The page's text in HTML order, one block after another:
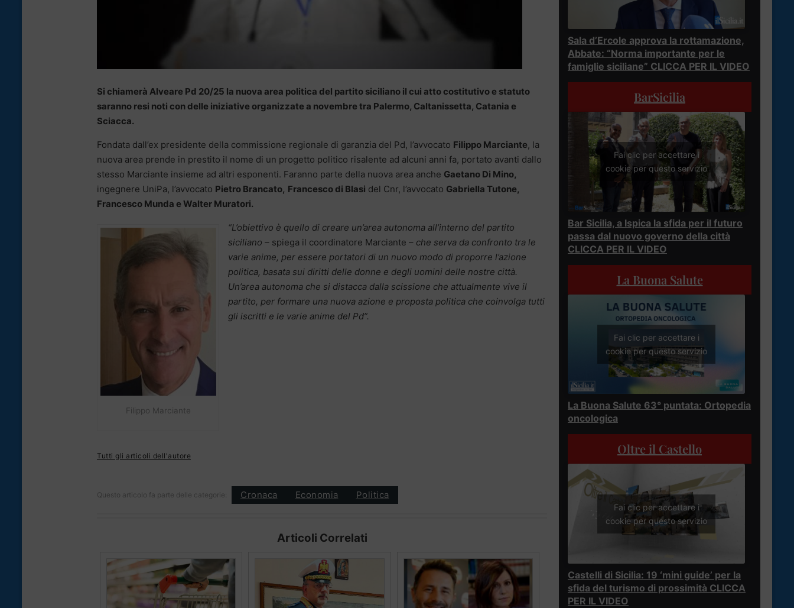
Si chiamerà Alveare Pd 20/25 la nuova area politica del partito siciliano il cui atto costitutivo e statuto
saranno resi noti con delle iniziative organizzate a novembre tra Palermo, Caltanissetta, Catania e
Sciacca.
Fondata dall’ex presidente della commissione regionale di garanzia del Pd, l’avvocato Filippo Marciante, la
nuova area prende in prestito il nome di un progetto politico risalente ad alcuni anni fa, portato avanti dallo
stesso Marciante insieme ad altri esponenti. Faranno parte della nuova area anche Gaetano Di Mino,
ingegnere UniPa, l’avvocato Pietro Brancato, Francesco di Blasi del Cnr, l’avvocato Gabriella Tutone,
Francesco Munda e Walter Muratori.
Filippo Marciante
“L’obiettivo è quello di creare un’area autonoma all’interno del partito
siciliano – spiega il coordinatore Marciante – che serva da confronto tra le
varie anime, per essere portatori di un nuovo modo di proporre l’azione
politica, basata sui diritti delle donne e degli uomini delle nostre città.
Un’area autonoma che si distacca dalla scissione che attualmente vive il
partito, per formare una nuova azione e proposta politica che coinvolga tutti
gli iscritti e le varie anime del Pd”.
Tutti gli articoli dell'autore
Questo articolo fa parte delle categorie: Cronaca Economia Politica
Articoli Correlati
Sala d’Ercole approva la rottamazione,
Abbate: “Norma importante per le
famiglie siciliane” CLICCA PER IL VIDEO
BarSicilia
Fai clic per accettare i
cookie per questo servizio
Bar Sicilia, a Ispica la sfida per il futuro
passa dal nuovo governo della città
CLICCA PER IL VIDEO
La Buona Salute
Fai clic per accettare i
cookie per questo servizio
La Buona Salute 63° puntata: Ortopedia
oncologica
Oltre il Castello
Fai clic per accettare i
cookie per questo servizio
Castelli di Sicilia: 19 ‘mini guide’ per la
sfida del turismo di prossimità CLICCA
PER IL VIDEO